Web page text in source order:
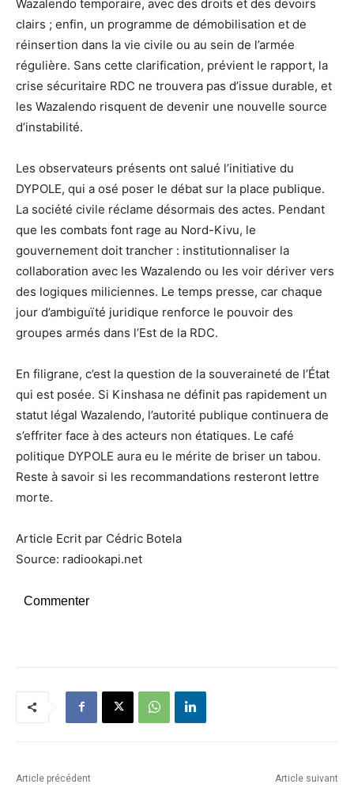
Wazalendo temporaire, avec des droits et des devoirs
clairs ; enfin, un programme de démobilisation et de
réinsertion dans la vie civile ou au sein de l’armée
régulière. Sans cette clarification, prévient le rapport, la
crise sécuritaire RDC ne trouvera pas d’issue durable, et
les Wazalendo risquent de devenir une nouvelle source
d’instabilité.
Les observateurs présents ont salué l’initiative du
DYPOLE, qui a osé poser le débat sur la place publique.
La société civile réclame désormais des actes. Pendant
que les combats font rage au Nord-Kivu, le
gouvernement doit trancher : institutionnaliser la
collaboration avec les Wazalendo ou les voir dériver vers
des logiques miliciennes. Le temps presse, car chaque
jour d’ambiguïté juridique renforce le pouvoir des
groupes armés dans l’Est de la RDC.
En filigrane, c’est la question de la souveraineté de l’État
qui est posée. Si Kinshasa ne définit pas rapidement un
statut légal Wazalendo, l’autorité publique continuera de
s’effriter face à des acteurs non étatiques. Le café
politique DYPOLE aura eu le mérite de briser un tabou.
Reste à savoir si les recommandations resteront lettre
morte.
Article Ecrit par Cédric Botela
Source: radiookapi.net
Commenter
Article précédent Article suivant